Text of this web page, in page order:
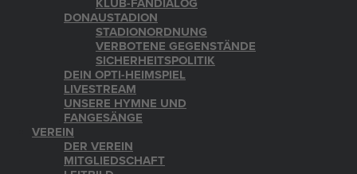
KLUB-FANDIALOG
DONAUSTADION
STADIONORDNUNG
VERBOTENE GEGENSTÄNDE
SICHERHEITSPOLITIK
DEIN OPTI-HEIMSPIEL
LIVESTREAM
UNSERE HYMNE UND
FANGESÄNGE
VEREIN
DER VEREIN
MITGLIEDSCHAFT